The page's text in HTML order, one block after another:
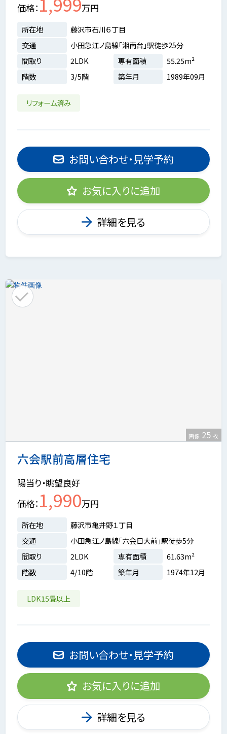
価格
万円
所在地
藤沢市石川６丁目
交通
小田急江ノ島線「湘南台」駅徒歩25分
間取り
2LDK 専有面積
55.25m²
階数
3/5階 築年月 1989年09月
リフォーム済み
お問い合わせ・見学予約
お気に入りに追加
詳細を見る
六会駅前高層住宅
画像 25 枚
陽当り・眺望良好
価格 1,990万円
所在地
藤沢市亀井野１丁目
交通
小田急江ノ島線「六会日大前」駅徒歩5分
間取り
2LDK 専有面積
61.63m²
階数
4/10階 築年月 1974年12月
LDK15畳以上
お問い合わせ・見学予約
お気に入りに追加
詳細を見る